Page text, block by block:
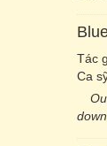
Tác
Ca